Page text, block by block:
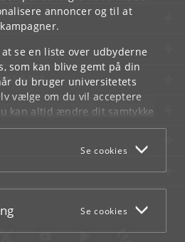
annoncer og til at
se en liste over udbyderne
som kan blive gemt på din
du bruger universitetets
vælge om du vil acceptere
kan altid ændre dit samtykke
som du finder i
Se cookies
Se cookies